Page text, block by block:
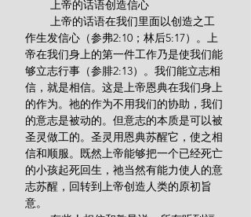
        上帝的话语创造信心
作生发信心（参弗2:10；林后5:17）。上
帝在我们身上的第一件工作乃是使我们能
够立志行事（参腓2:13）。我们能立志相
信，就是相信。这是上帝恩典在我们身上
的作为。祂的作为不用我们的协助，我们
的意志是被动的。但意志的本质是可以被
圣灵做工的。圣灵用恩典苏醒它，使之相
信和顺服。既然上帝能够把一个已经死亡
的小孩起死回生，祂当然有能力使人的意
志苏醒，回转到上帝创造人类的原初旨
意。